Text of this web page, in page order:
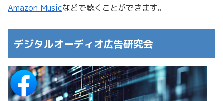
Amazon Musicなどで聴くことができます。
デジタルオーディオ広告研究会